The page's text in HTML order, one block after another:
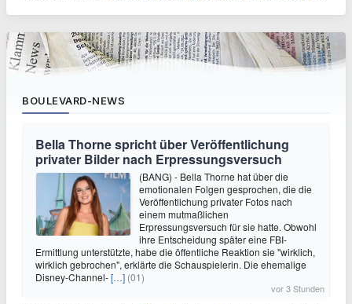
BOULEVARD-NEWS
Bella Thorne spricht über Veröffentlichung
privater Bilder nach Erpressungsversuch
(BANG) - Bella Thorne hat über die
emotionalen Folgen gesprochen, die die
Veröffentlichung privater Fotos nach
einem mutmaßlichen
Erpressungsversuch für sie hatte. Obwohl
ihre Entscheidung später eine FBI-
Ermittlung unterstützte, habe die öffentliche Reaktion sie "wirklich,
wirklich gebrochen", erklärte die Schauspielerin. Die ehemalige
Disney-Channel-[…] (01)
vor 3 Stunden